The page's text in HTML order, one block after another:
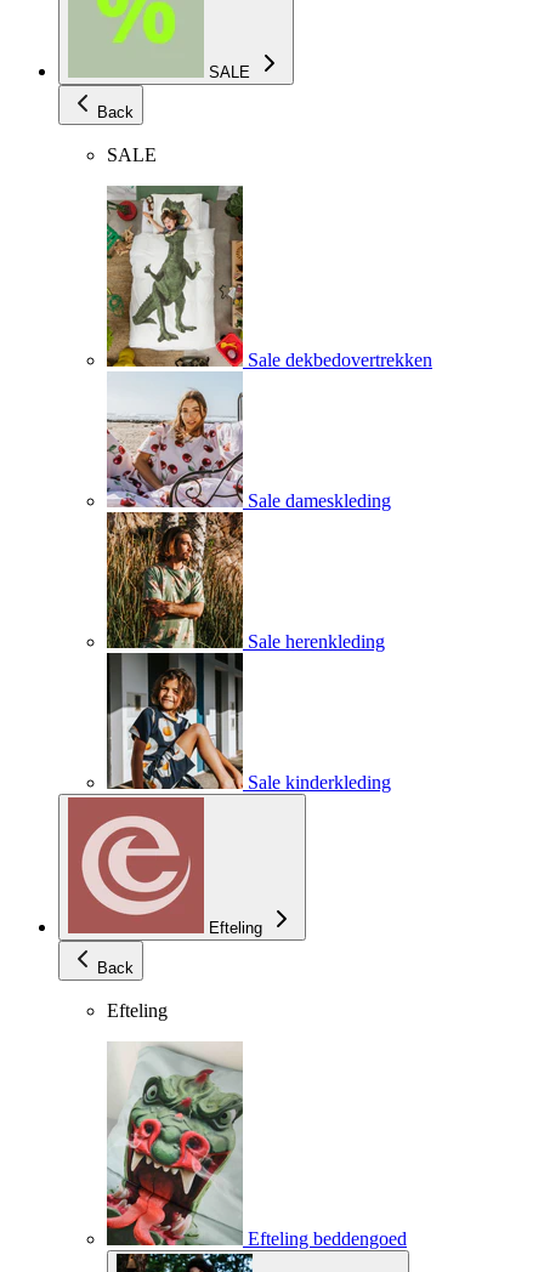
SALE
Back
SALE
Sale dekbedovertrekken
Sale dameskleding
Sale herenkleding
Sale kinderkleding
Efteling
Back
Efteling
Efteling beddengoed